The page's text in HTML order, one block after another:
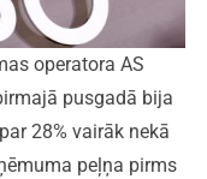
operatora AS
pusgadā bija
28% vairāk nekā
peļņa pirms